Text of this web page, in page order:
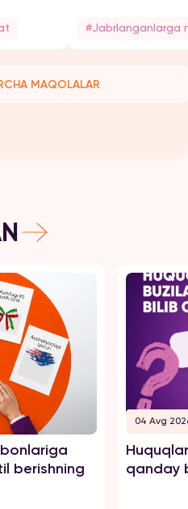
#Jabrlanganlarga
MAQOLALAR
berishning
04 Avg
qanday